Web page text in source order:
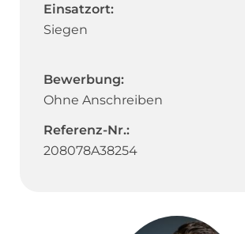
Einsatzort:
Siegen
Bewerbung:
Ohne Anschreiben
Referenz-Nr.:
208078A38254